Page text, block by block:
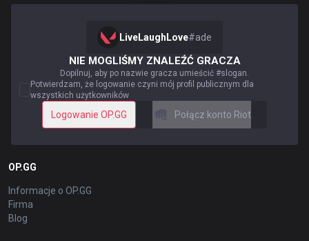
LiveLaughLove#ade
NIE MOGLIŚMY ZNALEŹĆ GRACZA
Dopilnuj, aby po nazwie gracza umieścić #slogan.
Potwierdzam, że logowanie czyni mój profil publicznym dla
wszystkich użytkowników
Logowanie OP.GG Połącz konto Riot
OP.GG
Informacje o OP.GG
Firma
Blog